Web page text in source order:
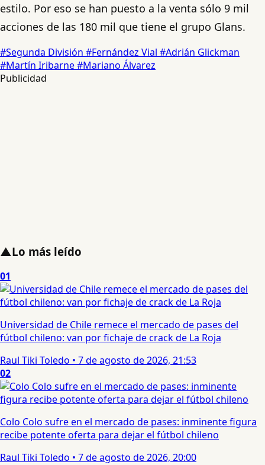
estilo. Por eso se han puesto a la venta sólo 9 mil
acciones de las 180 mil que tiene el grupo Glans.
#Segunda División #Fernández Vial #Adrián Glickman
#Martín Iribarne#Mariano Álvarez
Publicidad
▲Lo más leído
01
Universidad de Chile remece el mercado de pases del
fútbol chileno: van por fichaje de crack de La Roja
Raul Tiki Toledo • 7 de agosto de 2026, 21:53
02
Colo Colo sufre en el mercado de pases: inminente figura
recibe potente oferta para dejar el fútbol chileno
Raul Tiki Toledo • 7 de agosto de 2026, 20:00